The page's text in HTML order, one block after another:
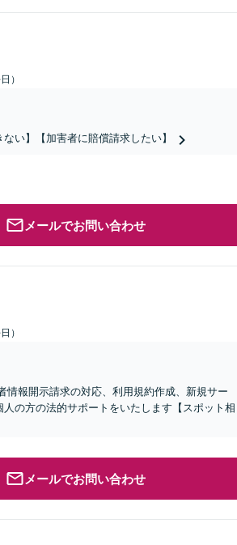
）
い】【加害者に賠償請求したい】
メールでお問い合わせ
）
情報開示請求の対応、利用規約作成、新規サー
の方の法的サポートをいたします【スポット相
メールでお問い合わせ